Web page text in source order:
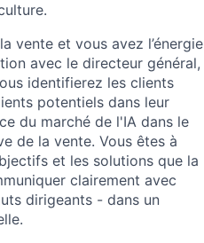
vente et vous avez l’énergie
avec le directeur général,
identifierez les clients
potentiels dans leur
du marché de l'IA dans le
de la vente. Vous êtes à
et les solutions que la
clairement avec
dirigeants - dans un